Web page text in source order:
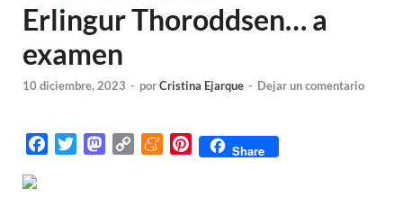
Erlingur Thoroddsen… a
examen
10 diciembre, 2023 - porCristina Ejarque - Dejar un comentario
M
M
P
Share